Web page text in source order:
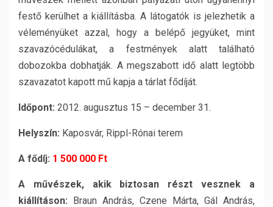
festő kerülhet a kiállításba. A látogatók is jelezhetik a
véleményüket azzal, hogy a belépő jegyüket, mint
szavazócédulákat, a festmények alatt található
dobozokba dobhatják. A megszabott idő alatt legtöbb
szavazatot kapott mű kapja a tárlat fődíját.
Időpont: 2012. augusztus 15 – december 31.
Helyszín: Kaposvár, Rippl-Rónai terem
A fődíj: 1 500 000 Ft
A művészek, akik biztosan részt vesznek a
kiállításon: Braun András, Czene Márta, Gál András,